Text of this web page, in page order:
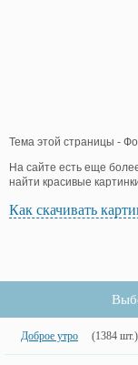
Тема этой страницы -
На сайте есть еще
найти красивые
Как скачивать
Доброе утро (1384 шт.)